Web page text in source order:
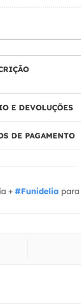
E DEVOLUÇÕES
DE PAGAMENTO
+ #Funidelia